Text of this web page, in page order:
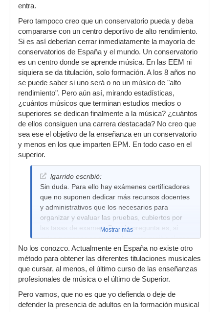
entra.
Pero tampoco creo que un conservatorio pueda y deba
compararse con un centro deportivo de alto rendimiento.
Si es así deberían cerrar inmediatamente la mayoría de
conservatorios de España y el mundo. Un conservatorio
es un centro donde se aprende música. En las EEM ni
siquiera se da titulación, solo formación. A los 8 años no
se puede saber si uno será o no un músico de "alto
rendimiento". Pero aún así, mirando estadísticas,
¿cuántos músicos que terminan estudios medios o
superiores se dedican finalmente a la música? ¿cuántos
de ellos consiguen una carrera destacada? No creo que
sea ese el objetivo de la enseñanza en un conservatorio
y menos en los que imparten EPM. En todo caso en el
superior.
lgarrido escribió:
Sin duda. Para ello hay exámenes certificadores
que no suponen dedicar más recursos docentes
y administrativos que los necesarios para
organizar y evaluar las pruebas, cubiertos por
las tasas de examen. Pero la pregunta es, si
estas personas se matriculan para recibir clases,
si el coste de su formación debería estar
subvencionado.
Mostrar más
No los conozco. Actualmente en España no existe otro
método para obtener las diferentes titulaciones musicales
que cursar, al menos, el último curso de las enseñanzas
profesionales de música o el último de Superior.
Pero vamos, que no es que yo defienda o deje de
defender la presencia de adultos en la formación musical